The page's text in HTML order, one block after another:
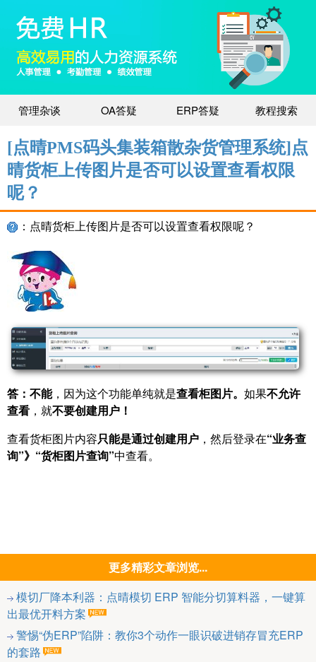
管理杂谈 OA答疑 ERP答疑 教程搜索
[点晴PMS码头集装箱散杂货管理系统]点
晴货柜上传图片是否可以设置查看权限
呢？
：点晴货柜上传图片是否可以设置查看权限呢？
答： 不能，因为这个功能单纯就是查看柜图片。 如果不允许
查看 ，就不要创建用户！
查看货柜图片内容只能是通过创建用户 ，然后登录在“业务查
询”》“货柜图片查询”中查看。
更多精彩文章浏览...
模切厂降本利器：点晴模切 ERP 智能分切算料器，一键算
出最优开料方案
警惕“伪ERP”陷阱：教你3个动作一眼识破进销存冒充ERP
的套路